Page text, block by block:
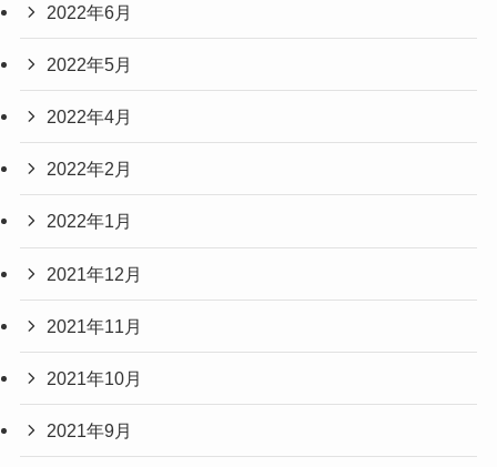
2022年6月
2022年5月
2022年4月
2022年2月
2022年1月
2021年12月
2021年11月
2021年10月
2021年9月